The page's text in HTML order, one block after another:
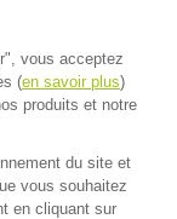
vous acceptez
(en savoir plus)
produits et notre
du site et
vous souhaitez
en cliquant sur